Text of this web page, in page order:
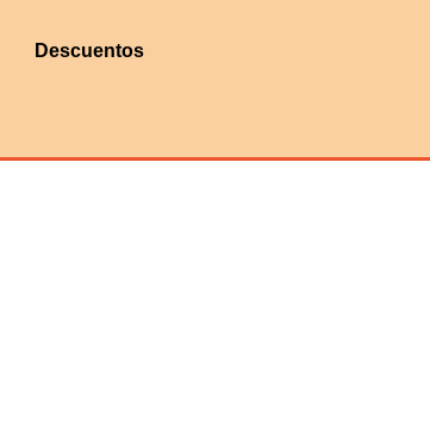
Descuentos